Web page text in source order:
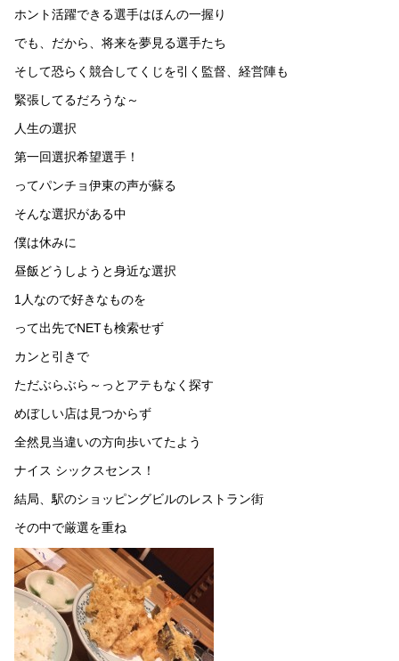
ホント活躍できる選手はほんの一握り
でも、だから、将来を夢見る選手たち
そして恐らく競合してくじを引く監督、経営陣も
緊張してるだろうな～
人生の選択
第一回選択希望選手！
ってパンチョ伊東の声が蘇る
そんな選択がある中
僕は休みに
昼飯どうしようと身近な選択
1人なので好きなものを
って出先でNETも検索せず
カンと引きで
ただぶらぶら～っとアテもなく探す
めぼしい店は見つからず
全然見当違いの方向歩いてたよう
ナイス シックスセンス！
結局、駅のショッピングビルのレストラン街
その中で厳選を重ね